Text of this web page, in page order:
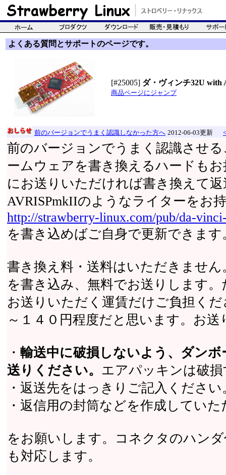
よくある質問とサポートのページです。
[#25005] ダ・ヴィンチ32U with
商品ページにジャンプ
前のバージョンでうまく認識しなかった方へ 2012-06-03更新
前のバージョンでうまく認識させ
ームウェアを書き換えるハードも
にお送りいただければ書き換えて
AVRISPmkIIのようなライターをお
http://strawberry-linux.com/pub/da-
を書き込めばご自身で更新できます
書き換え料・送料はいただきませ
を書き込み、無料でお送りします
お送りいただく運賃だけご負担く
～１４０円程度だと思います。お
・ 輸送中に破損しないよう、ダン
送りください。 エアパッキンは破
・返送先をはっきりご記入ください
・返信用の封筒などを作成してい
をお願いします。コネクタのハン
も対応します。